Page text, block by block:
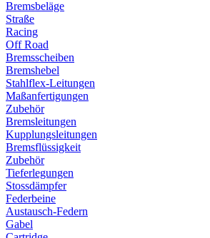
Bremsbeläge
Straße
Racing
Off Road
Bremsscheiben
Bremshebel
Stahlflex-Leitungen
Maßanfertigungen
Zubehör
Bremsleitungen
Kupplungsleitungen
Bremsflüssigkeit
Zubehör
Tieferlegungen
Stossdämpfer
Federbeine
Austausch-Federn
Gabel